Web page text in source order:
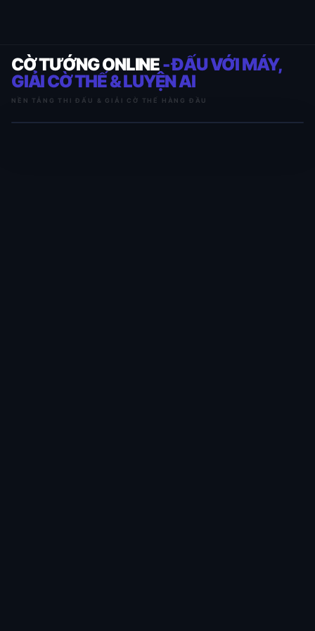
CỜ TƯỚNG ONLINE- ĐẤU VỚI MÁY,
GIẢI CỜ THẾ & LUYỆN AI
NỀN TẢNG THI ĐẤU & GIẢI CỜ THẾ HÀNG ĐẦU